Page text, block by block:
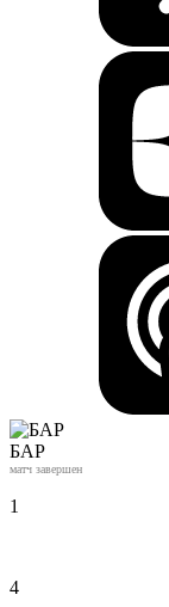
БАР
матч завершен
1
4